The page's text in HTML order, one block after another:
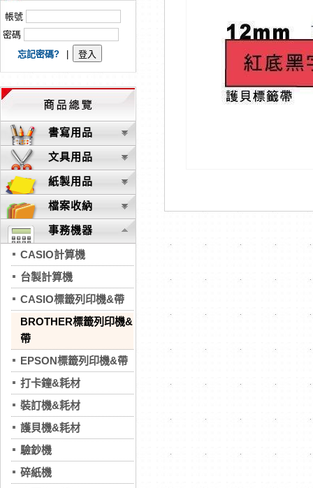
匯款客戶請注意！因商品繁複來不及發現短缺，遂待客服人員跟您確認訂單
本網站免費註冊，所標示的商品單價皆為“未稅價格”；本公司保有是否接單出
帳號
密碼
忘記密碼?
書寫用品
文具用品
紙製用品
檔案收納
事務機器
CASIO計算機
台製計算機
CASIO標籤列印機&帶
BROTHER標籤列印機&
帶
EPSON標籤列印機&帶
打卡鐘&耗材
裝訂機&耗材
護貝機&耗材
驗鈔機
碎紙機